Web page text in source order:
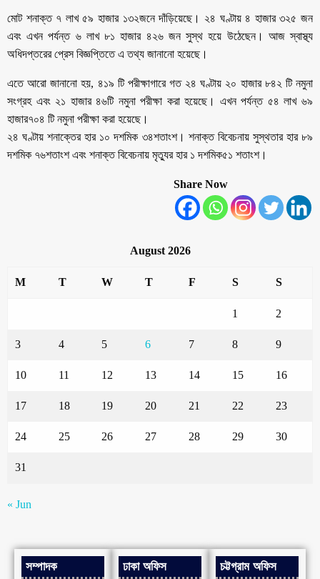
মোট শনাক্ত ৭ লাখ ৫৯ হাজার ১৩২জনে দাঁড়িয়েছে। ২৪ ঘণ্টায় ৪ হাজার ৩২৫ জন
এবং এখন পর্যন্ত ৬ লাখ ৮১ হাজার ৪২৬ জন সুস্থ হয়ে উঠেছেন। আজ স্বাস্থ্য
অধিদপ্তরের প্রেস বিজ্ঞপ্তিতে এ তথ্য জানানো হয়েছে।
এতে আরো জানানো হয়, ৪১৯ টি পরীক্ষাগারে গত ২৪ ঘণ্টায় ২০ হাজার ৮৪২ টি নমুনা
সংগ্রহ এবং ২১ হাজার ৪৬টি নমুনা পরীক্ষা করা হয়েছে। এখন পর্যন্ত ৫৪ লাখ ৬৯
হাজার৭০৪ টি নমুনা পরীক্ষা করা হয়েছে।
২৪ ঘণ্টায় শনাক্তের হার ১০ দশমিক ৩৪শতাংশ। শনাক্ত বিবেচনায় সুস্থতার হার ৮৯
দশমিক ৭৬শতাংশ এবং শনাক্ত বিবেচনায় মৃত্যুর হার ১ দশমিক৫১ শতাংশ।
Share Now
August 2026
M T W T F S S
1 2
3 4 5 6 7 8 9
10 11 12 13 14 15 16
17 18 19 20 21 22 23
24 25 26 27 28 29 30
31
« Jun
সম্পাদক ঢাকা অফিস চট্টগ্রাম অফিস